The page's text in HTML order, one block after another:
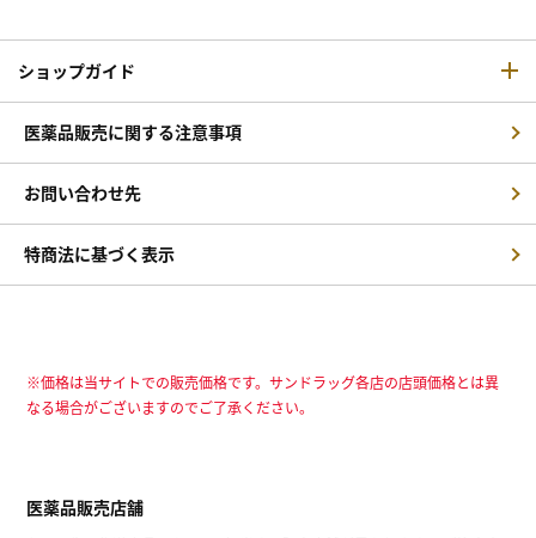
ショップガイド
医薬品販売に関する注意事項
お問い合わせ先
特商法に基づく表示
※価格は当サイトでの販売価格です。サンドラッグ各店の店頭価格とは異
なる場合がございますのでご了承ください。
医薬品販売店舗